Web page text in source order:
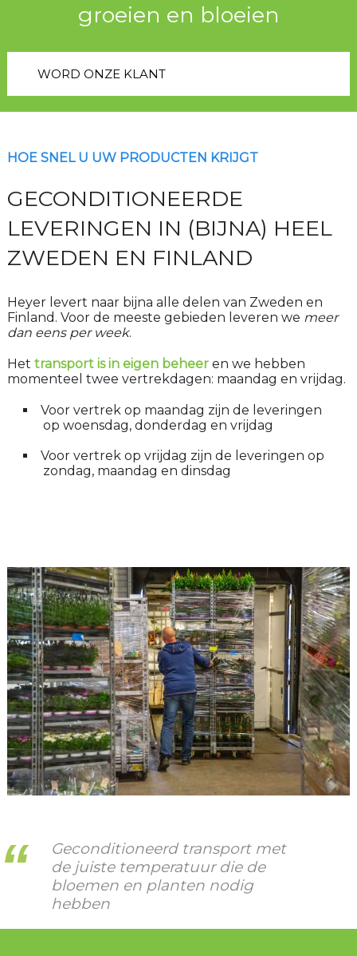
groeien en bloeien
WORD ONZE KLANT
HOE SNEL U UW PRODUCTEN KRIJGT
GECONDITIONEERDE
LEVERINGEN IN (BIJNA) HEEL
ZWEDEN EN FINLAND
Heyer levert naar bijna alle delen van Zweden en
Finland. Voor de meeste gebieden leveren we meer
dan eens per week.
Het transport is in eigen beheeren we hebben
momenteel twee vertrekdagen: maandag en vrijdag.
Voor vertrek op maandag zijn de leveringen
op woensdag, donderdag en vrijdag
Voor vertrek op vrijdag zijn de leveringen op
zondag, maandag en dinsdag
Geconditioneerd transport met
de juiste temperatuur die de
bloemen en planten nodig
hebben